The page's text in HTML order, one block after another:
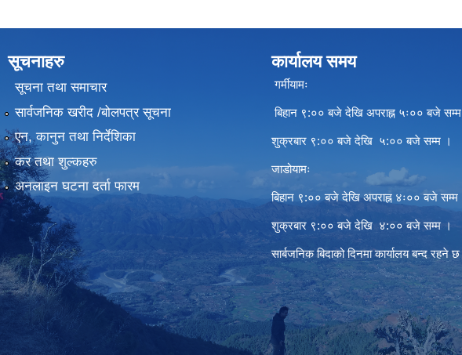
सूचनाहरु
सूचना तथा समाचार
सार्वजनिक खरीद /बोलपत्र सूचना
एन, कानुन तथा निर्देशिका
कर तथा शुल्कहरु
अनलाइन घटना दर्ता फारम
कार्यालय समय
गर्मीयामः
बिहान ९:०० बजे देखि अपराह्न ५ः०० बजे
शुक्रबार ९:०० बजे देखि ५:०० बजे सम्म ।
जाडोयामः
बिहान ९:०० बजे देखि अपराह्न ४ः०० बजे सम्म
शुक्रबार ९:०० बजे देखि ४:०० बजे सम्म ।
सार्बजनिक बिदाको दिनमा कार्यालय बन्द रहने